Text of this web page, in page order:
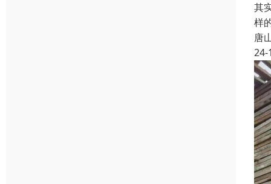
其
样
唐
24-